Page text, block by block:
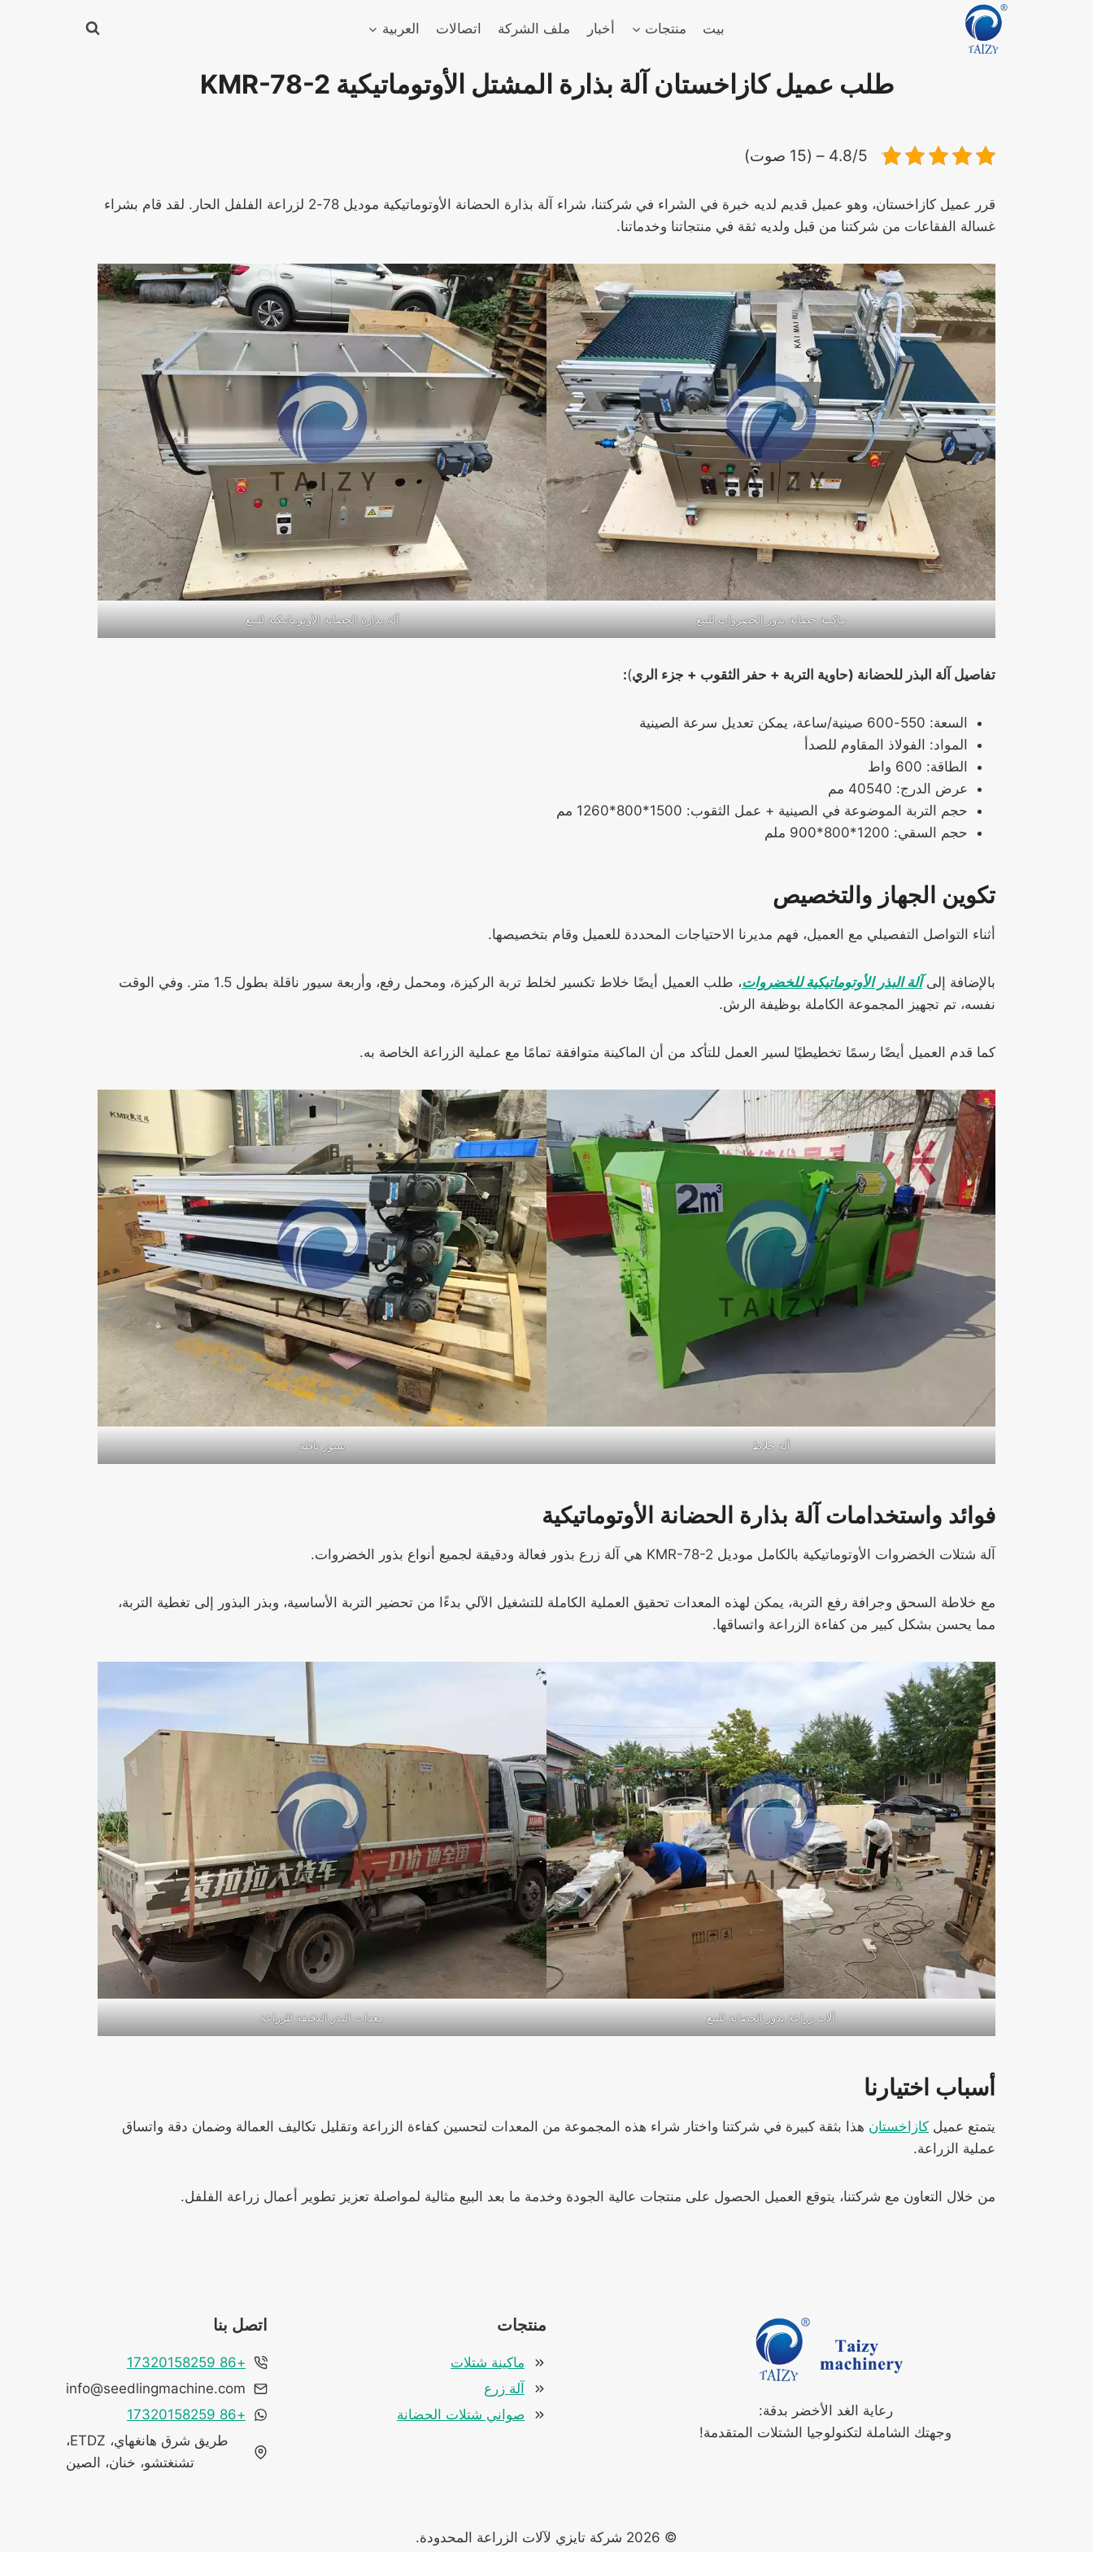
بيت منتجات أخبار ملف الشركة اتصالات العربية
طلب عميل كازاخستان آلة بذارة المشتل الأوتوماتيكية KMR-78-2
4.8/5 – (15 صوت)
قرر عميل كازاخستان، وهو عميل قديم لديه خبرة في الشراء في شركتنا، شراء آلة بذارة الحضانة الأوتوماتيكية موديل 78-2 لزراعة الفلفل الحار. لقد قام بشراء
غسالة الفقاعات من شركتنا من قبل ولديه ثقة في منتجاتنا وخدماتنا.
ماكينة حضانة بذور الخضروات للبيع آلة بذارة الحضانة الأوتوماتيكية للبيع
تفاصيل آلة البذر للحضانة (حاوية التربة + حفر الثقوب + جزء الري)
:
السعة: 550-600 صينية/ساعة، يمكن تعديل سرعة الصينية
المواد: الفولاذ المقاوم للصدأ
الطاقة: 600 واط
عرض الدرج: 40540 مم
حجم التربة الموضوعة في الصينية + عمل الثقوب: 1500*800*1260 مم
حجم السقي: 1200*800*900 ملم
تكوين الجهاز والتخصيص
أثناء التواصل التفصيلي مع العميل، فهم مديرنا الاحتياجات المحددة للعميل وقام بتخصيصها.
بالإضافة إلىآلة البذر الأوتوماتيكية للخضروات
، طلب العميل أيضًا خلاط تكسير لخلط تربة الركيزة، ومحمل رفع، وأربعة سيور ناقلة بطول 1.5 متر. وفي الوقت
نفسه، تم تجهيز المجموعة الكاملة بوظيفة الرش.
كما قدم العميل أيضًا رسمًا تخطيطيًا لسير العمل للتأكد من أن الماكينة متوافقة تمامًا مع عملية الزراعة الخاصة به.
آلة خلاط سيور ناقلة
فوائد واستخدامات آلة بذارة الحضانة الأوتوماتيكية
آلة شتلات الخضروات الأوتوماتيكية بالكامل موديل KMR-78-2 هي آلة زرع بذور فعالة ودقيقة لجميع أنواع بذور الخضروات.
مع خلاطة السحق وجرافة رفع التربة، يمكن لهذه المعدات تحقيق العملية الكاملة للتشغيل الآلي بدءًا من تحضير التربة الأساسية، وبذر البذور إلى تغطية التربة،
مما يحسن بشكل كبير من كفاءة الزراعة واتساقها.
آلات زراعة بذور الحضانة للبيع معدات البذر الدقيقة للزراعة
أسباب اختيارنا
يتمتع عميل كازاخستان هذا بثقة كبيرة في شركتنا واختار شراء هذه المجموعة من المعدات لتحسين كفاءة الزراعة وتقليل تكاليف العمالة وضمان دقة واتساق
عملية الزراعة.
من خلال التعاون مع شركتنا، يتوقع العميل الحصول على منتجات عالية الجودة وخدمة ما بعد البيع مثالية لمواصلة تعزيز تطوير أعمال زراعة الفلفل.
رعاية الغد الأخضر بدقة:
وجهتك الشاملة لتكنولوجيا الشتلات المتقدمة!
منتجات
ماكينة شتلات
آلة زرع
صواني شتلات الحضانة
اتصل بنا
+86 17320158259
info@seedlingmachine.com
+86 17320158259
طريق شرق هانغهاي، ETDZ،
تشنغتشو، خنان، الصين
© 2026 شركة تايزي لآلات الزراعة المحدودة.